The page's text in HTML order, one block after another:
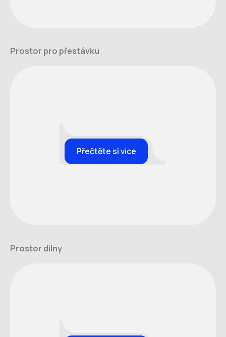
Prostor pro přestávku
Přečtěte si více
Prostor dílny